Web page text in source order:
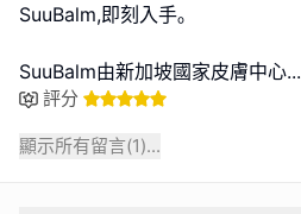
SuuBalm,即刻入手｡
SuuBalm由新加坡國家皮膚中心...
評分
顯示所有留言(1)...